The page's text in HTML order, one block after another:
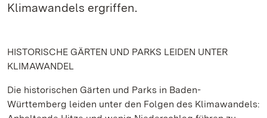
Klimawandels ergriffen.
HISTORISCHE GÄRTEN UND PARKS LEIDEN UNTER
KLIMAWANDEL
Die historischen Gärten und Parks in Baden-
Württemberg leiden unter den Folgen des Klimawandels: